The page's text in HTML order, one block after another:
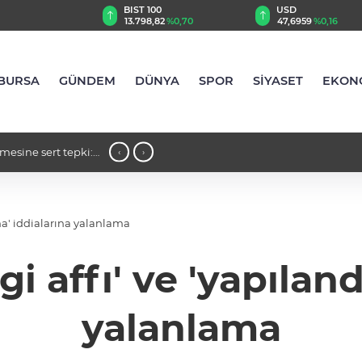
BIST 100
13.798,82%0,70
USD
47,6959%0,16
GÜNDEM DÜNYA SPOR SİYASET
sert tepki: 23:34 - Şahin Biba’dan TEKNOSAB
‹ ›
iddialarına yalanlama
affı' ve
yalanlama